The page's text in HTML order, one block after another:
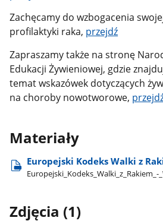
Zachęcamy do wzbogacenia
profilaktyki raka, przejdź
Zapraszamy także na stronę
Edukacji Żywieniowej, gdzie
temat wskazówek dotyczących
na choroby nowotworowe,
Materiały
Europejski Kodeks Walki z
Europejski​_Kodeks​_Walki​_z​_Rakiem​_-​
Zdjęcia (1)